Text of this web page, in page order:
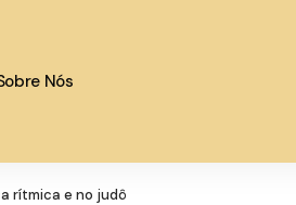
Nós
rítmica e no judô